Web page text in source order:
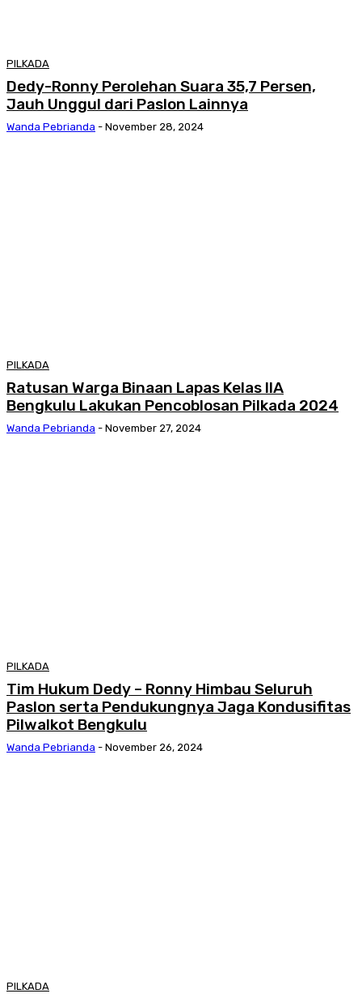
PILKADA
Dedy-Ronny Perolehan Suara 35,7 Persen,
Jauh Unggul dari Paslon Lainnya
Wanda Pebrianda - November 28, 2024
PILKADA
Ratusan Warga Binaan Lapas Kelas IIA
Bengkulu Lakukan Pencoblosan Pilkada 2024
Wanda Pebrianda - November 27, 2024
PILKADA
Tim Hukum Dedy – Ronny Himbau Seluruh
Paslon serta Pendukungnya Jaga Kondusifitas
Pilwalkot Bengkulu
Wanda Pebrianda - November 26, 2024
PILKADA